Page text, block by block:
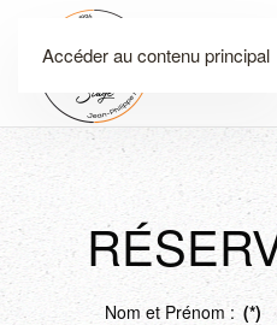
Accéder au contenu principal
Nom et Prénom : (*)